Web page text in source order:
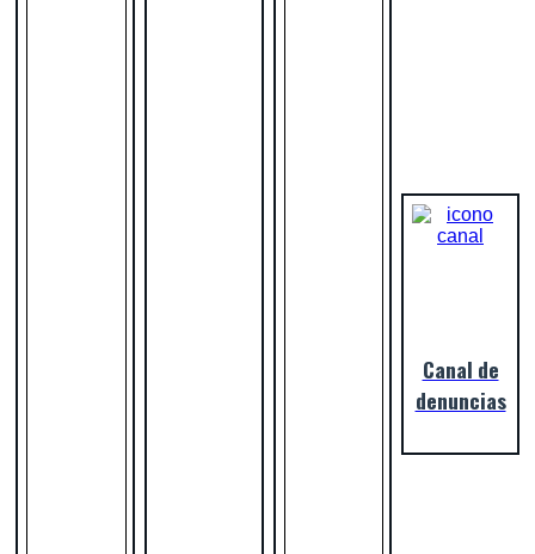
Canal de
denuncias